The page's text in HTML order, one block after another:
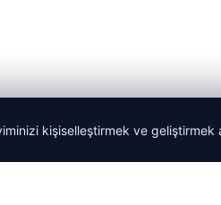
kişiselleştirmek ve geliştirmek